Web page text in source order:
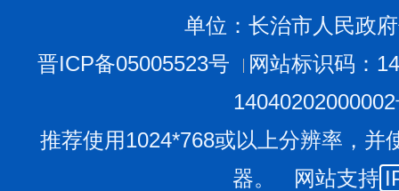
单位：长治市人民政
晋ICP备05005523号
网站标识码：
推荐使用1024*768或以上分辨率，并
器。 网站支持